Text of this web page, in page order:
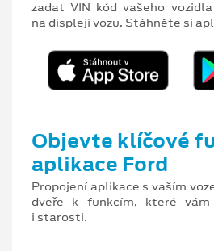
zadat VIN kód vašeho
na displeji vozu. Stáhněte si
Objevte klíčové
aplikace Ford
Propojení aplikace s vaším
dveře k funkcím, které
i starosti.